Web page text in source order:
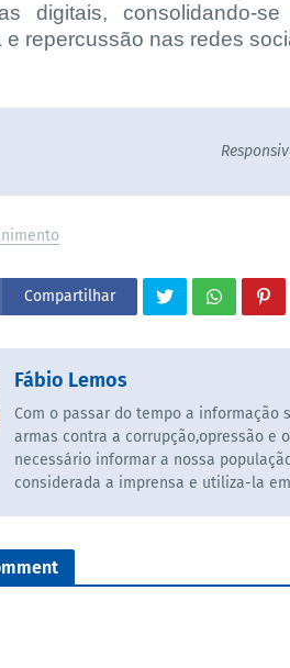
digitais, consolidando-
e repercussão nas redes
Compartilhar
Fábio Lemos
Com o passar do tempo a
armas contra a corrupção,opressão e
necessário informar a nossa
considerada a imprensa e utiliza-la